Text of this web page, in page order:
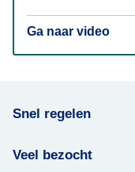
Ga naar video
Snel regelen
Veel bezocht